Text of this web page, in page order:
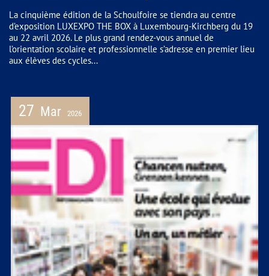
La cinquième édition de la Schoulfoire se tiendra au centre
d’exposition LUXEXPO THE BOX à Luxembourg-Kirchberg du 19
au 22 avril 2026. Le plus grand rendez-vous annuel de
l’orientation scolaire et professionnelle s’adresse en premier lieu
aux élèves des cycles...
27 Mar 2026